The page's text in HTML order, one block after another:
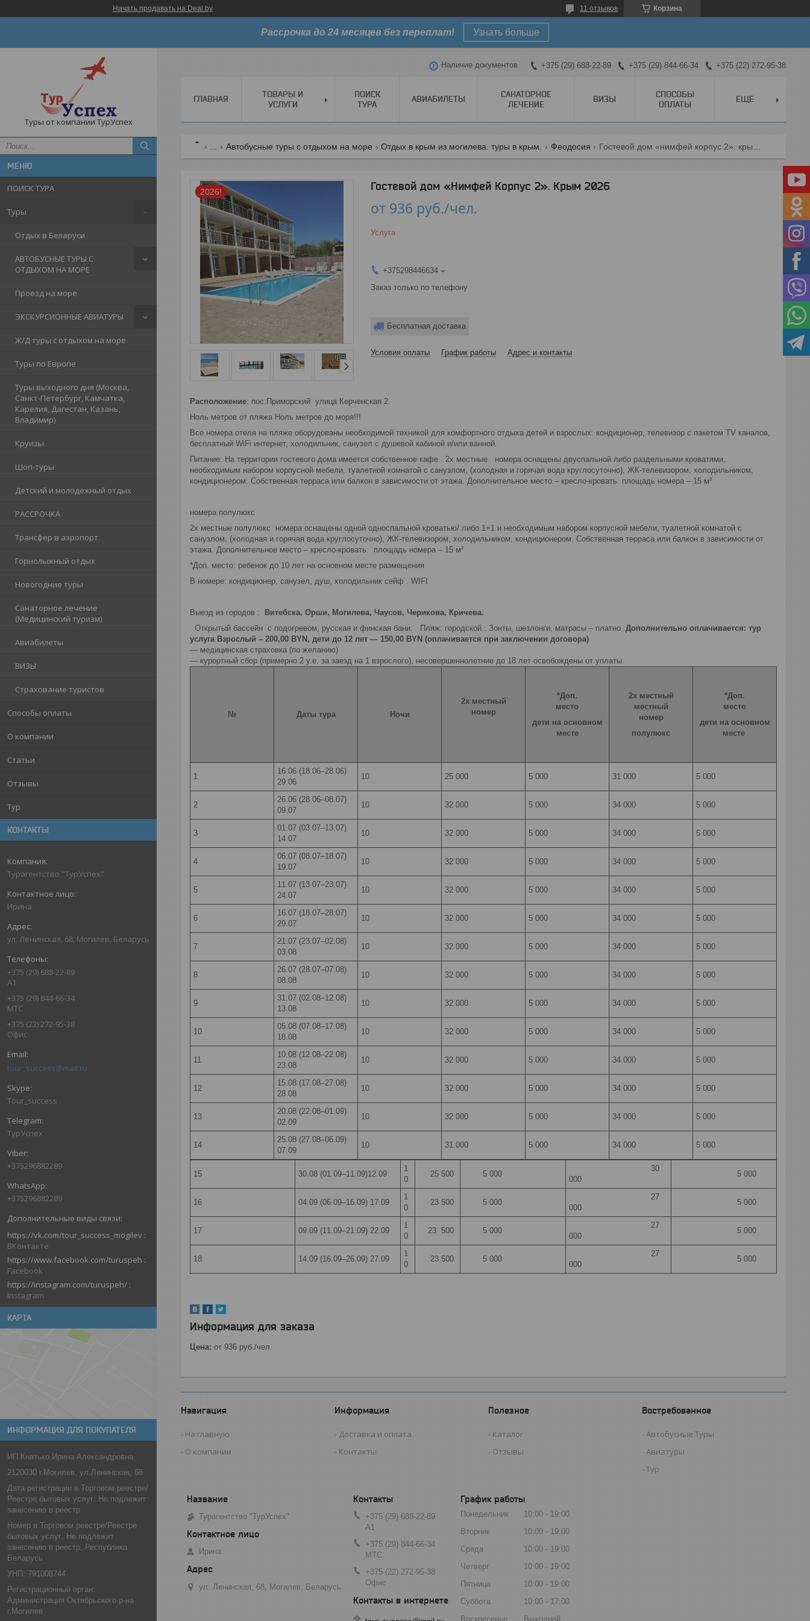
Начать продавать на Deal.by Корзина
11 отзывов
Рассрочка до 24 месяцев без переплат! Узнать больше
Туры от компании ТурУспех
ПОИСК ТУРА
Туры
Отдых в Беларуси
АВТОБУСНЫЕ ТУРЫ С
ОТДЫХОМ НА МОРЕ
Проезд на море
ЭКСКУРСИОННЫЕ АВИАТУРЫ
Ж/Д туры с отдыхом на море
Туры по Европе
Туры выходного дня (Москва,
Санкт-Петербург, Камчатка,
Карелия, Дагестан, Казань,
Владимир)
Круизы
Шоп-туры
Детский и молодежный отдых
РАССРОЧКА
Трансфер в аэропорт
Горнолыжный отдых
Новогодние туры
Санаторное лечение
(Медицинский туризм)
Авиабилеты
ВИЗЫ
Страхование туристов
Способы оплаты
О компании
Статьи
Отзывы
Тур
КОНТАКТЫ
Турагентство "ТурУспех"
Ирина
ул. Ленинская, 68, Могилев, Беларусь
+375 (29) 688-22-89
А1
+375 (29) 844-66-34
МТС
+375 (22) 272-95-38
Офис
tour_success@mail.ru
Tour_success
ТурУспех
+375296882289
+375296882289
https://vk.com/tour_success_mogilev
ВКонтакте
https://www.facebook.com/turuspeh
Facebook
https://instagram.com/turuspeh/
Instagram
КАРТА
ИНФОРМАЦИЯ ДЛЯ ПОКУПАТЕЛЯ
ИП Кнатько Ирина Александровна
2120030 г.Могилев, ул.Ленинская, 68
Дата регистрации в Торговом реестре/
Реестре бытовых услуг: Не подлежит
занесению в реестр
Номер в Торговом реестре/Реестре
бытовых услуг: Не подлежит
занесению в реестр, Республика
Беларусь
УНП: 791008744
Регистрационный орган:
Администрация Октябрьского р-на
г.Могилев
Наличие документов +375 (29) 688-22-89 +375 (29) 844-66-34 +375 (22) 272-95-38
ГЛАВНАЯ
ТОВАРЫ И
УСЛУГИ
ПОИСК
ТУРА
АВИАБИЛЕТЫ
САНАТОРНОЕ
ЛЕЧЕНИЕ
ВИЗЫ
СПОСОБЫ
ОПЛАТЫ
ЕЩЕ
Автобусные туры с отдыхом на море Отдых в крым из могилева. туры в крым. Феодосия
2026! Гостевой дом «Нимфей Корпус 2». Крым 2026
от 936 руб./чел.
Услуга
+375298446634
Заказ только по телефону
Бесплатная доставка
Условия оплаты График работы Адрес и контакты
Расположение: пос.Приморский улица Керченская 2
Ноль метров от пляжа Ноль метров до моря!!!
Все номера отеля на пляже оборудованы необходимой техникой для комфортного отдыха детей и взрослых: кондиционер, телевизор с пакетом TV каналов,
бесплатный WiFi интернет, холодильник, санузел с душевой кабиной и/или ванной.
Питание: На территории гостевого дома имеется собственное кафе 2х местные номера оснащены двуспальной либо раздельными кроватями,
необходимым набором корпусной мебели, туалетной комнатой с санузлом, (холодная и горячая вода круглосуточно), ЖК-телевизором, холодильником,
кондиционером. Собственная терраса или балкон в зависимости от этажа. Дополнительное место – кресло-кровать. площадь номера – 15 м²
номера полулюкс
2х местные полулюкс номера оснащены одной односпальной кроватью/ либо 1+1 и необходимым набором корпусной мебели, туалетной комнатой с
санузлом, (холодная и горячая вода круглосуточно), ЖК-телевизором, холодильником, кондиционером. Собственная терраса или балкон в зависимости от
этажа. Дополнительное место – кресло-кровать. площадь номера – 15 м²
*Доп. место: ребенок до 10 лет на основном месте размещения
В номере: кондиционер, санузел, душ, холодильник сейф . WIFI
Выезд из городов : Витебска, Орши, Могилева, Чаусов, Черикова, Кричева.
Открытый бассейн с подогревом, русская и финская бани. Пляж: городской : Зонты, шезлонги, матрасы – платно. Дополнительно оплачивается: тур
услуга Взрослый – 200,00 BYN, дети до 12 лет — 150,00 BYN (оплачивается при заключении договора)
— медицинская страховка (по желанию)
— курортный сбор (примерно 2 у.е. за заезд на 1 взрослого), несовершеннолетние до 18 лет освобождены от уплаты
№ Даты тура Ночи
2х местный
номер
*Доп.
место
дети на основном
месте
2х местный
местный
номер
полулюкс
*Доп.
место
дети на основном
месте
1
16.06 (18.06–28.06)
29.06
10 25 000 5 000 31 000 5 000
2
26.06 (28.06–08.07)
09.07
10 32 000 5 000 34 000 5 000
3
01.07 (03.07–13.07)
14.07
10 32 000 5 000 34 000 5 000
4
06.07 (08.07–18.07)
19.07
10 32 000 5 000 34 000 5 000
5
11.07 (13.07–23.07)
24.07
10 32 000 5 000 34 000 5 000
6
16.07 (18.07–28.07)
29.07
10 32 000 5 000 34 000 5 000
7
21.07 (23.07–02.08)
03.08
10 32 000 5 000 34 000 5 000
8
26.07 (28.07–07.08)
08.08
10 32 000 5 000 34 000 5 000
9
31.07 (02.08–12.08)
13.08
10 32 000 5 000 34 000 5 000
10
05.08 (07.08–17.08)
18.08
10 32 000 5 000 34 000 5 000
11
10.08 (12.08–22.08)
23.08
10 32 000 5 000 34 000 5 000
12
15.08 (17.08–27.08)
28.08
10 32 000 5 000 34 000 5 000
13
20.08 (22.08–01.09)
02.09
10 32 000 5 000 34 000 5 000
14
25.08 (27.08–06.09)
07.09
10 31 000 5 000 34 000 5 000
15 30.08 (01.09–11.09)12.09
1
0
25 500 5 000
30
000
5 000
16 04.09 (06.09–16.09) 17.09
1
0
23 500 5 000
27
000
5 000
17 09.09 (11.09–21.09) 22.09
1
0
23 500 5 000
27
000
5 000
18 14.09 (16.09–26.09) 27.09
1
0
23 500 5 000
27
000
5 000
Информация для заказа
Цена: от 936 руб. /чел.
Навигация
На главную
О компании
Информация
Доставка и оплата
Контакты
Полезное
Каталог
Отзывы
Востребованное
Автобусные Туры
Авиатуры
Тур
Турагентство "ТурУспех"
Ирина
ул. Ленинская, 68, Могилев, Беларусь
+375 (29) 688-22-89
А1
+375 (29) 844-66-34
МТС
+375 (22) 272-95-38
Офис
График работы
Понедельник 10:00
19:00
Вторник
10:00
19:00
Среда
10:00
19:00
Четверг
10:00
19:00
Пятница
10:00
19:00
Суббота
10:00
17:00
Воскресенье
Выходной